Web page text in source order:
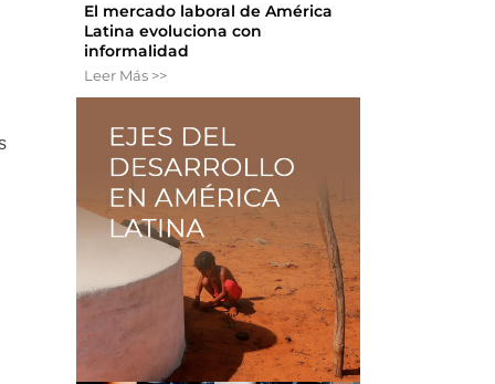
El mercado laboral de América
Latina evoluciona con
informalidad
Leer Más >>